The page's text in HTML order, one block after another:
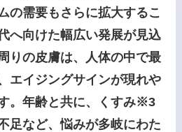
の需要もさらに拡大するこ
へ向けた幅広い発展が見込
りの皮膚は、人体の中で最
エイジングサインが現れや
。年齢と共に、くすみ※3
足など、悩みが多岐にわた